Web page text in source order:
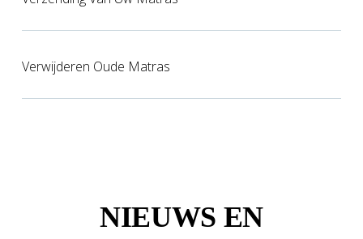
Verwijderen Oude Matras
NIEUWS EN